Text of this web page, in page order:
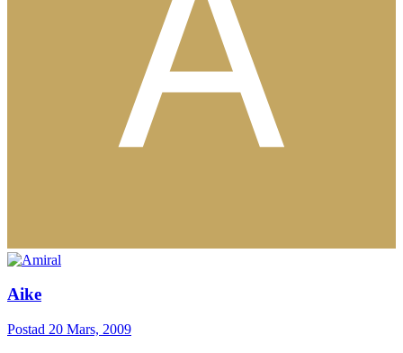
Aike
Postad 20 Mars, 2009